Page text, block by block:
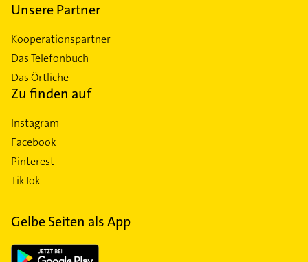
Unsere Partner
Kooperationspartner
Das Telefonbuch
Das Örtliche
Zu finden auf
Instagram
Facebook
Pinterest
TikTok
Gelbe Seiten als App